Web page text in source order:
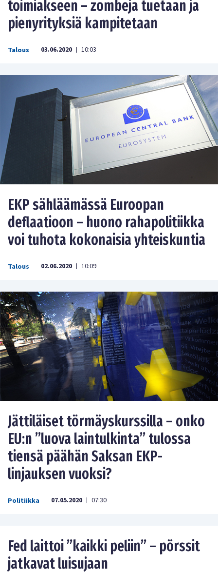
toimiakseen – zombeja tuetaan ja
pienyrityksiä kampitetaan
Talous 03.06.2020 | 10:03
EKP sähläämässä Euroopan
deflaatioon – huono rahapolitiikka
voi tuhota kokonaisia yhteiskuntia
Talous 02.06.2020 | 10:09
Jättiläiset törmäyskurssilla – onko
EU:n ”luova laintulkinta” tulossa
tiensä päähän Saksan EKP-
linjauksen vuoksi?
Politiikka 07.05.2020 | 07:30
Fed laittoi ”kaikki peliin” – pörssit
jatkavat luisujaan